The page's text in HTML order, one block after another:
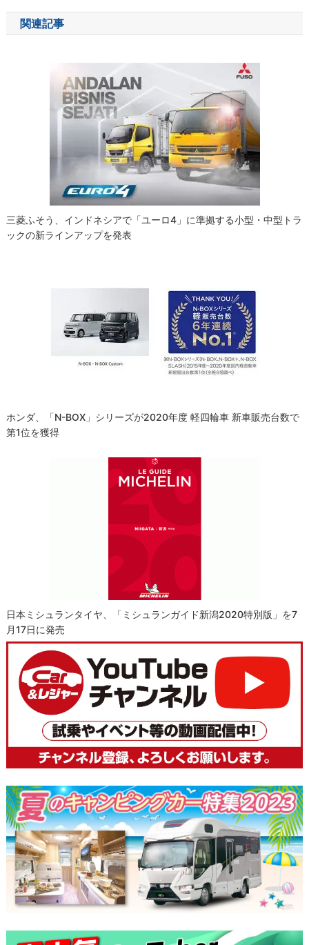
ナ
ビ
関連記事
三菱ふそう、インドネシアで「ユーロ4」に準拠する小型・中型トラ
ックの新ラインアップを発表
ホンダ、「N-BOX」シリーズが2020年度 軽四輪車 新車販売台数で
第1位を獲得
日本ミシュランタイヤ、「ミシュランガイド新潟2020特別版」を7
月17日に発売